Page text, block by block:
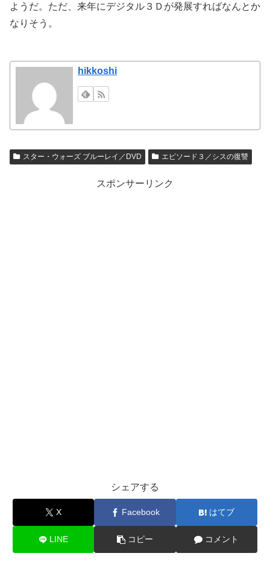
ようだ。ただ、来年にデジタル３Ｄが発展すればなんとか
なりそう。
hikkoshi
スター・ウォーズ ブルーレイ／DVD エピソード３／シスの復讐
スポンサーリンク
シェアする
X Facebook はてブ
LINE コピー コメント